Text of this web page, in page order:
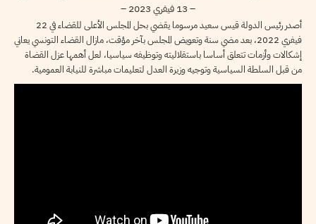
– 13 فيفري 2023 –
أصدر رئيس الدولة قيس سعيد مرسوما يقضي بحل المجلس الأعلى للقضاء في 22
فيفري 2022، بعد مضي سنة وتعويض المجلس بآخر مؤقت، مازال القضاء التونسي يعاني
إشكالات وأزمات تتعلق أساسا باستقلاليته وتوظيفه سياسيا، لعل أهمها عزل القضاة
من قبل السلطة السياسية وتوجيه وزيرة العدل لتعليمات مباشرة للنيابة العمومية.